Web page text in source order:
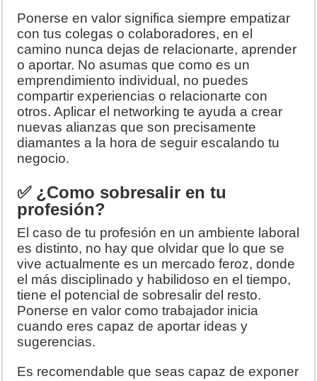
Ponerse en valor significa siempre empatizar
con tus colegas o colaboradores, en el
camino nunca dejas de relacionarte, aprender
o aportar. No asumas que como es un
emprendimiento individual, no puedes
compartir experiencias o relacionarte con
otros. Aplicar el networking te ayuda a crear
nuevas alianzas que son precisamente
diamantes a la hora de seguir escalando tu
negocio.
✅ ¿Como sobresalir en tu
profesión?
El caso de tu profesión en un ambiente laboral
es distinto, no hay que olvidar que lo que se
vive actualmente es un mercado feroz, donde
el más disciplinado y habilidoso en el tiempo,
tiene el potencial de sobresalir del resto.
Ponerse en valor como trabajador inicia
cuando eres capaz de aportar ideas y
sugerencias.
Es recomendable que seas capaz de exponer